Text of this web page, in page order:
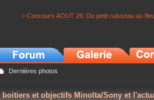
> Concours AOUT 26: Du petit ruisseau au
Dernières photos
boitiers et objectifs Minolta/Sony et